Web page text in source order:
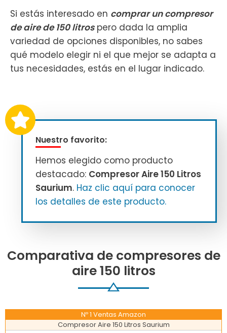
Si estás interesado en comprar un compresor
de aire de 150 litrospero dada la amplia
variedad de opciones disponibles, no sabes
qué modelo elegir ni el que mejor se adapta a
tus necesidades, estás en el lugar indicado.
Nuestro favorito:
Hemos elegido como producto
destacado: Compresor Aire 150 Litros
Saurium. Haz clic aquí para conocer
los detalles de este producto.
Comparativa de compresores de
aire 150 litros
Nº 1 Ventas Amazon
Compresor Aire 150 Litros Saurium